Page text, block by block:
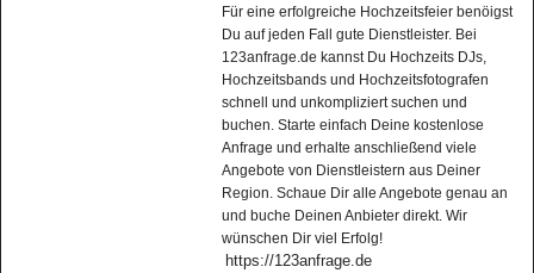
Für eine erfolgreiche Hochzeitsfeier benöigst
Du auf jeden Fall gute Dienstleister. Bei
123anfrage.de kannst Du Hochzeits DJs,
Hochzeitsbands und Hochzeitsfotografen
schnell und unkompliziert suchen und
buchen. Starte einfach Deine kostenlose
Anfrage und erhalte anschließend viele
Angebote von Dienstleistern aus Deiner
Region. Schaue Dir alle Angebote genau an
und buche Deinen Anbieter direkt. Wir
wünschen Dir viel Erfolg!
https://123anfrage.de